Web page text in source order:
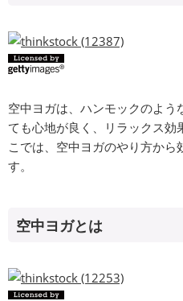
空中ヨガは、ハンモックのよう
ても心地が良く、リラックス効
こでは、空中ヨガのやり方から
す。
空中ヨガとは